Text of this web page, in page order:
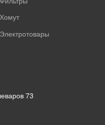
Хомут
Электротовары
73